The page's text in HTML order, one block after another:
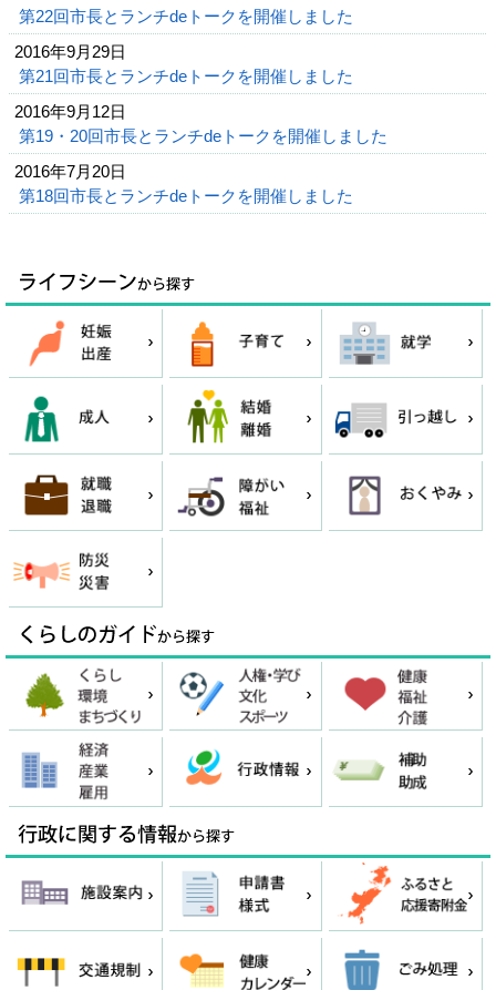
第22回市長とランチdeトークを開催しました
2016年9月29日
第21回市長とランチdeトークを開催しました
2016年9月12日
第19・20回市長とランチdeトークを開催しました
2016年7月20日
第18回市長とランチdeトークを開催しました